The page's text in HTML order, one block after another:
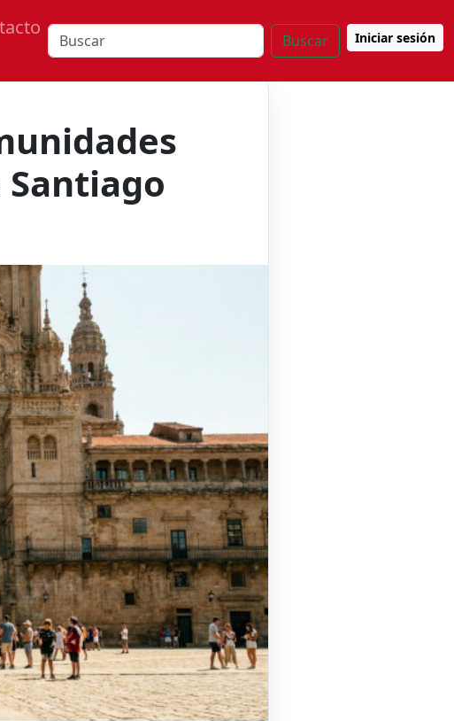
Buscar Iniciar sesión